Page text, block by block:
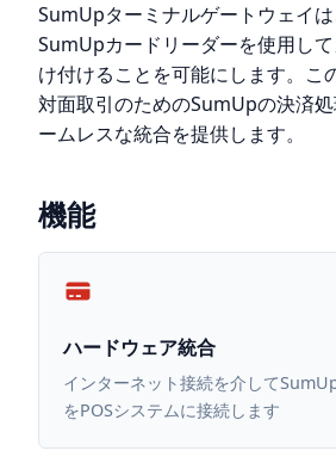
SumUpターミナルゲートウェイ
SumUpカードリーダーを使用し
け付けることを可能にします。こ
対面取引のためのSumUpの決済
ームレスな統合を提供します。
機能
ハードウェア統合
インターネット接続を介して
をPOSシステムに接続します